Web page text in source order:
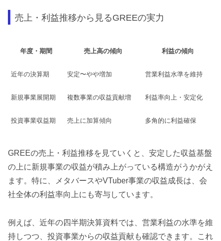
売上・利益推移から見るGREEの実力
年度・期間 売上高の傾向 利益の傾向
近年の決算期 安定〜やや増加 営業利益水準を維持
新規事業展開期 複数事業の収益貢献増 利益率向上・安定化
投資事業収益期 売上に加算傾向 多角的に利益確保
GREEの売上・利益推移を見ていくと、安定した収益基盤
の上に新規事業の収益が積み上がっている構造がうかがえ
ます。特に、メタバースやVTuber事業の収益成長は、会
社全体の利益率向上にも寄与しています。
例えば、近年の四半期決算資料では、営業利益の水準を維
持しつつ、投資事業からの収益貢献も確認できます。これ